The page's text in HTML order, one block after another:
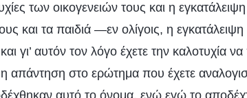
των οικογενειών τους και η
και τα παιδιά —εν ολίγοις, η
γι’ αυτόν τον λόγο έχετε την καλοτυχία
απάντηση στο ερώτημα που έχετε
αυτό το όνομα, ενώ εγώ το